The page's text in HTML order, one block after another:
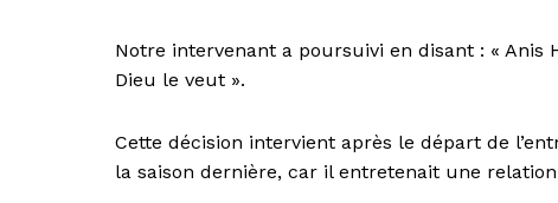
Notre intervenant a poursuivi en disant : « Anis
Dieu le veut ».
Cette décision intervient après le départ de
la saison dernière, car il entretenait une